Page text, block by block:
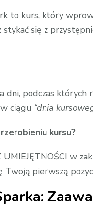
to kurs, który
stykać się z
dni, podczas których
ciągu “dnia
kursu?
w
Twoją pierwszą